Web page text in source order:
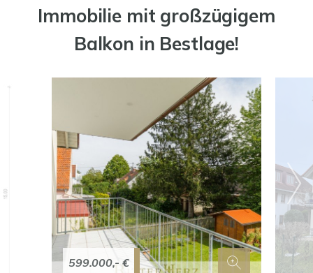
Immobilie mit großzügigem
Balkon in Bestlage!
599.000,- €